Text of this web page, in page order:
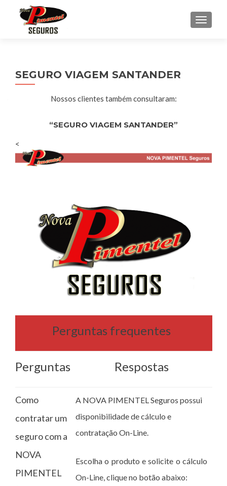
SEGURO VIAGEM SANTANDER
Nossos clientes também consultaram:
“SEGURO VIAGEM SANTANDER”
<
Perguntas frequentes
Perguntas Respostas
Como
contratar um
seguro com a
NOVA
PIMENTEL
A NOVA PIMENTEL Seguros possui
disponibilidade de cálculo e
contratação On-Line.
Escolha o produto e solicite o cálculo
On-Line, clique no botão abaixo: